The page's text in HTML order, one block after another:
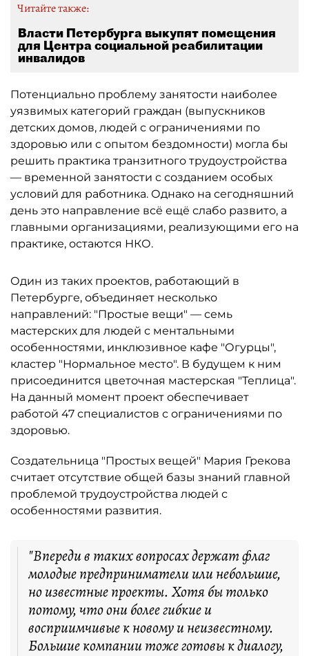
Читайте также:
Власти Петербурга выкупят помещения
для Центра социальной реабилитации
инвалидов
Потенциально проблему занятости наиболее
уязвимых категорий граждан (выпускников
детских домов, людей с ограничениями по
здоровью или с опытом бездомности) могла бы
решить практика транзитного трудоустройства
— временной занятости с созданием особых
условий для работника. Однако на сегодняшний
день это направление всё ещё слабо развито, а
главными организациями, реализующими его на
практике, остаются НКО.
Один из таких проектов, работающий в
Петербурге, объединяет несколько
направлений: "Простые вещи" — семь
мастерских для людей с ментальными
особенностями, инклюзивное кафе "Огурцы",
кластер "Нормальное место". В будущем к ним
присоединится цветочная мастерская "Теплица".
На данный момент проект обеспечивает
работой 47 специалистов с ограничениями по
здоровью.
Создательница "Простых вещей" Мария Грекова
считает отсутствие общей базы знаний главной
проблемой трудоустройства людей с
особенностями развития.
"Впереди в таких вопросах держат флаг
молодые предприниматели или небольшие,
но известные проекты. Хотя бы только
потому, что они более гибкие и
восприимчивые к новому и неизвестному.
Большие компании тоже готовы к диалогу,